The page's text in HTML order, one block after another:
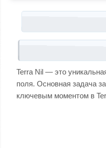
Запись навигация
Terra Nil — это
поля. Основная задача
ключевым моментом в